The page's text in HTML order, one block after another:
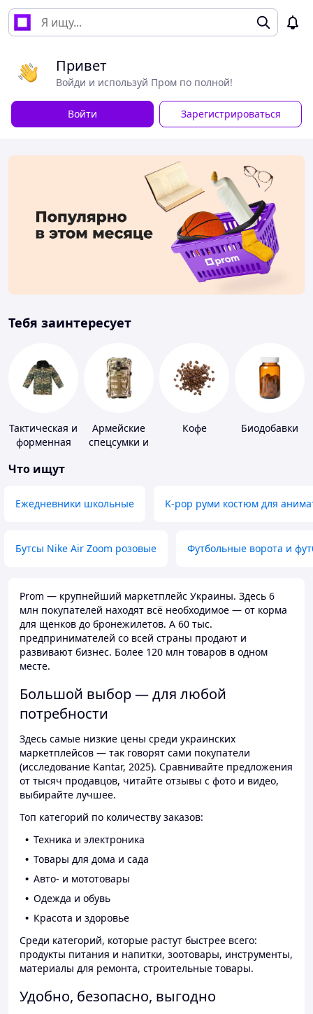
Привет
Войди и используй Пром по полной!
Войти Зарегистрироваться
Тебя заинтересует
Тактическая и
форменная
Армейские
спецсумки и
Кофе Биодобавки
Что ищут
Ежедневники школьные K-pop руми костюм для
Бутсы Nike Air Zoom розовые Футбольные ворота и
Prom — крупнейший маркетплейс Украины. Здесь 6
млн покупателей находят всё необходимое — от корма
для щенков до бронежилетов. А 60 тыс.
предпринимателей со всей страны продают и
развивают бизнес. Более 120 млн товаров в одном
месте.
Большой выбор — для любой
потребности
Здесь самые низкие цены среди украинских
маркетплейсов — так говорят сами покупатели
(исследование Kantar, 2025). Сравнивайте предложения
от тысяч продавцов, читайте отзывы с фото и видео,
выбирайте лучшее.
Топ категорий по количеству заказов:
Техника и электроника
Товары для дома и сада
Авто- и мототовары
Одежда и обувь
Красота и здоровье
Среди категорий, которые растут быстрее всего:
продукты питания и напитки, зоотовары, инструменты,
материалы для ремонта, строительные товары.
Удобно, безопасно, выгодно